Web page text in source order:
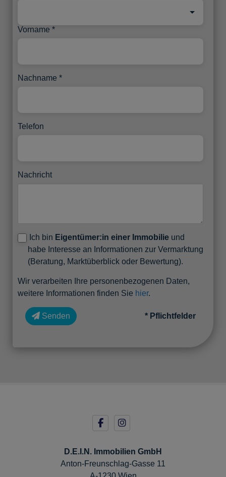
Vorname
Nachname
Telefon
Nachricht
Ich bin Eigentümer:in einer Immobilie und
habe Interesse an Informationen zur Vermarktung
(Beratung, Marktüberblick oder Bewertung).
Wir verarbeiten Ihre personenbezogenen Daten,
weitere Informationen finden Sie hier.
Senden * Pflichtfelder
D.E.I.N. Immobilien GmbH
Anton-Freunschlag-Gasse 11